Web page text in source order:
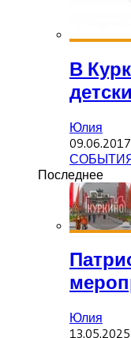
В
Юлия
09.06.2017
Последнее
Юлия
13.05.2025